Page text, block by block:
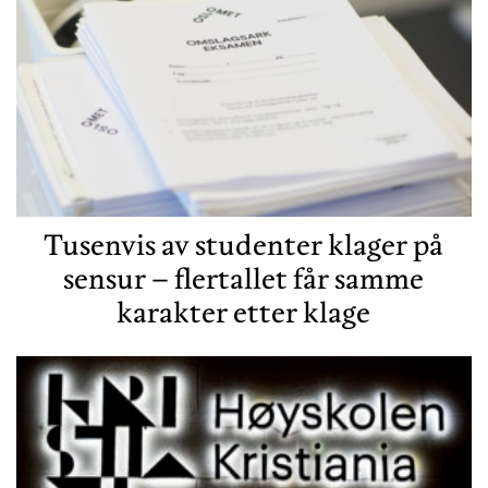
Tusenvis av studenter klager på
sensur – flertallet får samme
karakter etter klage